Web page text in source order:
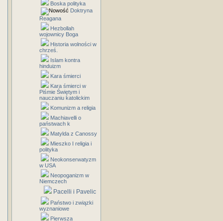
Boska polityka
Doktryna
Reagana
Hezbollah
wojownicy Boga
Historia wolności w
chrześ.
Islam kontra
hinduizm
Kara śmierci
Kara śmierci w
Piśmie Świętym i
nauczaniu katolickim
Komunizm a religia
Machiavelli o
państwach k
Matylda z Canossy
Mieszko I religia i
polityka
Neokonserwatyzm
w USA
Neopoganizm w
Niemczech
Pacelli i Pavelic
Państwo i związki
wyznaniowe
Pierwsza